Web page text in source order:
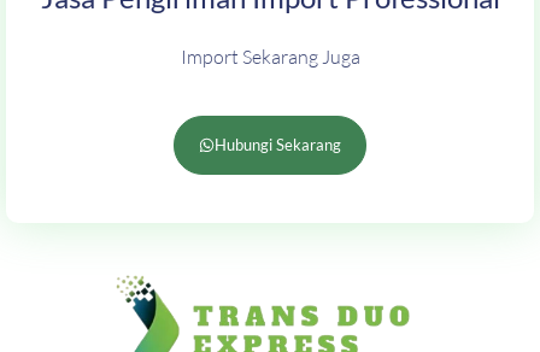
Import Sekarang Juga
Hubungi Sekarang